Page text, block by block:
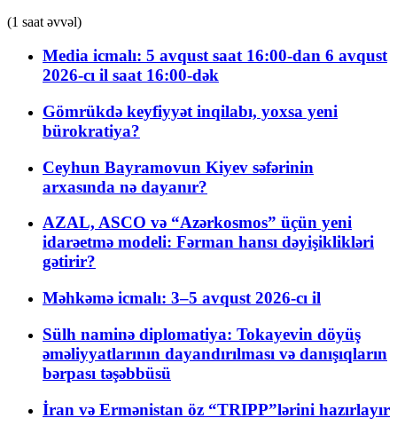
(1 saat əvvəl)
Media icmalı: 5 avqust saat 16:00-dan 6 avqust
2026-cı il saat 16:00-dək
Gömrükdə keyfiyyət inqilabı, yoxsa yeni
bürokratiya?
Ceyhun Bayramovun Kiyev səfərinin
arxasında nə dayanır?
AZAL, ASCO və “Azərkosmos” üçün yeni
idarəetmə modeli: Fərman hansı dəyişiklikləri
gətirir?
Məhkəmə icmalı: 3–5 avqust 2026-cı il
Sülh naminə diplomatiya: Tokayevin döyüş
əməliyyatlarının dayandırılması və danışıqların
bərpası təşəbbüsü
İran və Ermənistan öz “TRIPP”lərini hazırlayır